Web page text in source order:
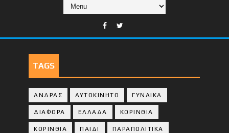
TAGS
ΑΝΔΡΑΣ ΑΥΤΟΚΙΝΗΤΟ ΓΥΝΑΙΚΑ
ΔΙΑΦΟΡΑ ΕΛΛΑΔΑ ΚΟΡΙΝΘΙΑ
ΚΟΡΙΝΘΙA ΠΑΙΔΙ ΠΑΡΑΠΟΛΙΤΙΚΑ